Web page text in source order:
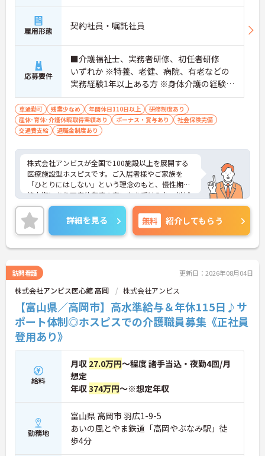
雇用形態 契約社員・嘱託社員
応募要件
■介護福祉士、実務者研修、初任者研修
いずれか ※特養、老健、病院、有老などの
実務経験1年以上ある方 ※身体介護の経験年
以上ある方、機械浴の使用の経験のある方
歓迎
車通勤可 残業少なめ 年間休日110日以上
研修制度あり
産休･育休･介護休暇取得実績あり
ボーナス・賞与あり
社会保険完備
交通費支給
退職金制度あり
株式会社アンビスが全国で100施設以上を展開する
医療施設型ホスピスです。ご入居者様やご家族を
「ひとりにはしない」という理念のもと、慢性期や
終末期にあり医療依存度の高い方を受け入れ、地域
医療を支える社会的意義の高い事業を推進していま
す。現場には看護師が24時間常駐しています。急変
時の対応や医療行為は看護師が担当するため、初任
者研修や実務者研修の方も食事介助や入浴介助など
の生活を支えるケアに専念できる環境です。多職種
連携の体制がしっかりと整っています。働き方の面
では、夜勤明けの翌日が原則として公休となるほ
か、月平均の残業時間も5時間から7時間程度とかな
り少なめです。常勤スタッフの比率が90パーセント
を超えているため急な勤務変更が発生しにくく、あ
らかじめ決められた訪問予定表に沿って規則正しく
働けます。入職後は現場スタッフによるお一人おひ
とりに合わせた個別のOJT研修が実施されます。eラ
専門性を着実に深めていける環境が用意されていま
す。
★おすすめPOINT★
・入職後はお一人おひとりの習熟度に合わせた個別
のＯＪＴ研修を実施し、ｅラーニングを用いた学習
の機会も提供されます
詳細を見る 無料 紹介してもらう
訪問看護 更新日：2026年08月04日
株式会社アンビス医心館 高岡 株式会社アンビス
【富山県／高岡市】高水準給与＆年休115日♪サ
ポート体制◎ホスピスでの介護職員募集《正社員
登用あり》
給料
月収 27.0万円～程度 諸手当込・夜勤4回/月
想定
年収374万円～※想定年収
勤務地
富山県 高岡市 羽広1-9-5
あいの風とやま鉄道「高岡やぶなみ駅」徒
歩4分